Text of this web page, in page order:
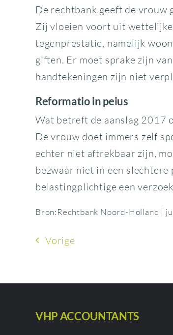
De rechtbank geeft de vrouw
Zij vloeien voort uit
tegenprestatie, namelijk
giften. Er moet sprake zijn
handtekeningen zijn niet
Reformatio in peius
Wat betreft de aanslag 2017
De vrouw doet immers zelf
echter niet aftrekbaar zijn,
bezwaar niet in een
belastingplichtige een
Bron:Rechtbank Noord-Holland |
Vorige
VHP ACCOUNTANTS